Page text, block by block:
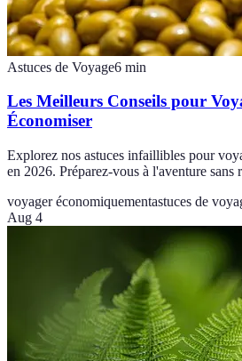
Astuces de Voyage6 min
Les Meilleurs Conseils pour
Économiser
Explorez nos astuces infaillibles pour
en 2026. Préparez-vous à l'aventure sans
voyager économiquementastuces de
Aug 4